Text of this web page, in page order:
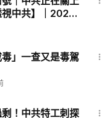
視中共】｜2026-
」一查又是毒駕
！中共特工刺探